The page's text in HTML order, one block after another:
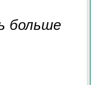
больше